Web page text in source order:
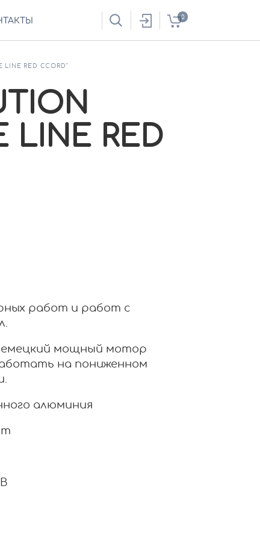
0
LINE RED CCORD"
LINE RED
работ и работ с
мощный мотор
на пониженном
алюминия